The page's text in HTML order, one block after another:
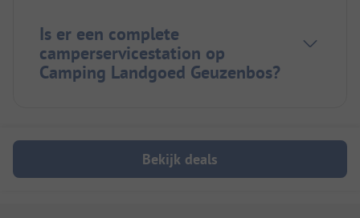
Is er een complete
camperservicestation op
Camping Landgoed Geuzenbos?
Bekijk deals